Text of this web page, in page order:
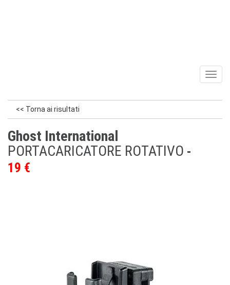
<< Torna ai risultati
Ghost International
PORTACARICATORE ROTATIVO
19 €